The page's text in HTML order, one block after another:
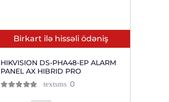
Birkart ilə hissəli ödəniş
HIKVISION DS-PHA48-EP ALARM
PANEL AX HIBRID PRO
textsms 0отзывов